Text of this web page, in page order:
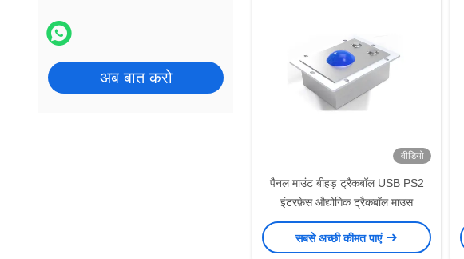
अब बात करो
वीडियो
पैनल माउंट बीहड़ ट्रैकबॉल USB PS2
इंटरफ़ेस औद्योगिक ट्रैकबॉल माउस
सबसे अच्छी कीमत पाएं